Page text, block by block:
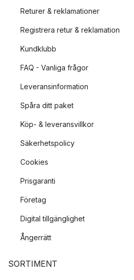
Returer & reklamationer
Registrera retur & reklamation
Kundklubb
FAQ - Vanliga frågor
Leveransinformation
Spåra ditt paket
Köp- & leveransvillkor
Säkerhetspolicy
Cookies
Prisgaranti
Företag
Digital tillgänglighet
Ångerrätt
SORTIMENT